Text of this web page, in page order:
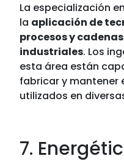
La especialización
la aplicación de
procesos y
industriales. Los
esta área están
fabricar y mantener
utilizados en
7.